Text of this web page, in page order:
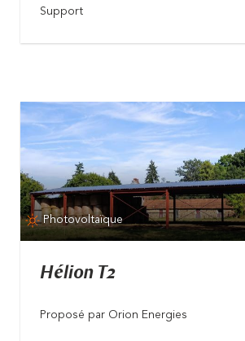
Support
Photovoltaïque
Hélion T2
Proposé par Orion Energies